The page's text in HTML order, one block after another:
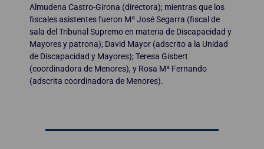
Almudena Castro-Girona (directora); mientras que los
fiscales asistentes fueron Mª José Segarra (fiscal de
sala del Tribunal Supremo en materia de Discapacidad y
Mayores y patrona); David Mayor (adscrito a la Unidad
de Discapacidad y Mayores); Teresa Gisbert
(coordinadora de Menores), y Rosa Mª Fernando
(adscrita coordinadora de Menores).